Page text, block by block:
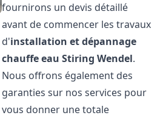
fournirons un devis détaillé
avant de commencer les travaux
d'installation et dépannage
chauffe eau Stiring Wendel.
Nous offrons également des
garanties sur nos services pour
vous donner une totale